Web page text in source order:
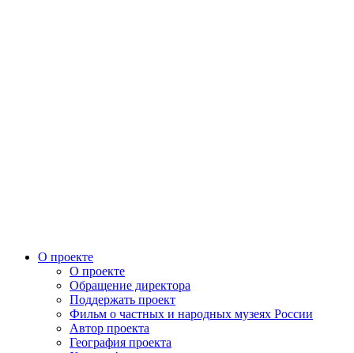
О проекте
О проекте
Обращение директора
Поддержать проект
Фильм о частных и народных музеях России
Автор проекта
География проекта